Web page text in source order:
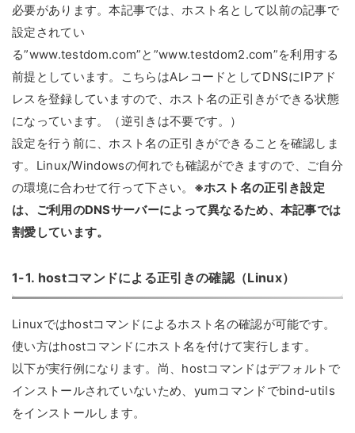
必要があります。本記事では、ホスト名として以前の記事で
設定されてい
る”www.testdom.com”と”www.testdom2.com”を利用する
前提としています。こちらはAレコードとしてDNSにIPアド
レスを登録していますので、ホスト名の正引きができる状態
になっています。（逆引きは不要です。）
設定を行う前に、ホスト名の正引きができることを確認しま
す。Linux/Windowsの何れでも確認ができますので、ご自分
の環境に合わせて行って下さい。 ※ホスト名の正引き設定
は、ご利用のDNSサーバーによって異なるため、本記事では
割愛しています。
1-1. hostコマンドによる正引きの確認（Linux）
Linuxではhostコマンドによるホスト名の確認が可能です。
使い方はhostコマンドにホスト名を付けて実行します。
以下が実行例になります。尚、hostコマンドはデフォルトで
インストールされていないため、yumコマンドでbind-utils
をインストールします。